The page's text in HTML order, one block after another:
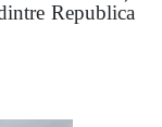
Republica